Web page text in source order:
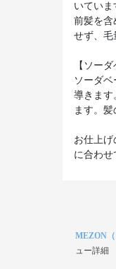
いていま
前髪を含
せず、毛
【ソー
ソーダ
導きます
ます。
お仕上
に合わ
MEZON
ュー詳細